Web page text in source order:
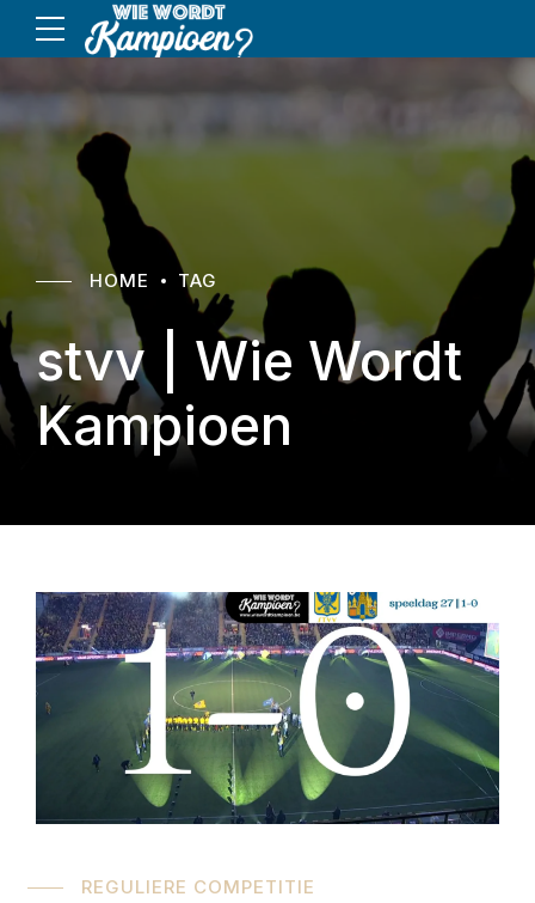
HOME TAG
stvv | Wie Wordt
Kampioen
REGULIERE COMPETITIE